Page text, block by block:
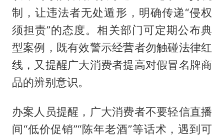
制，让违法者无处遁形，明确传递“侵权
须担责”的态度。相关部门可定期公布典
型案例，既有效警示经营者勿触碰法律红
线，又提醒广大消费者提高对假冒名牌商
品的辨别意识。
办案人员提醒，广大消费者不要轻信直播
间“低价促销”“陈年老酒”等话术，遇到可